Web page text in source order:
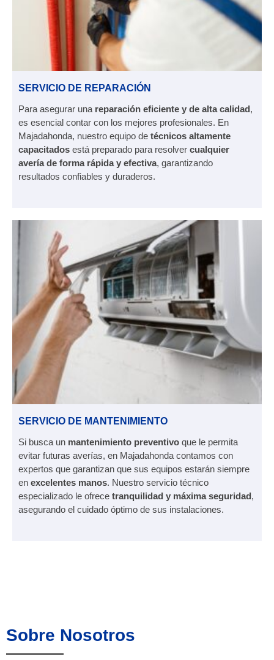
SERVICIO DE REPARACIÓN
Para asegurar una reparación eficiente y de alta calidad,
es esencial contar con los mejores profesionales. En
Majadahonda, nuestro equipo de técnicos altamente
capacitados está preparado para resolver cualquier
avería de forma rápida y efectiva, garantizando
resultados confiables y duraderos.
SERVICIO DE MANTENIMIENTO
Si busca un mantenimiento preventivo que le permita
evitar futuras averías, en Majadahonda contamos con
expertos que garantizan que sus equipos estarán siempre
en excelentes manos. Nuestro servicio técnico
especializado le ofrece tranquilidad y máxima seguridad,
asegurando el cuidado óptimo de sus instalaciones.
Sobre Nosotros